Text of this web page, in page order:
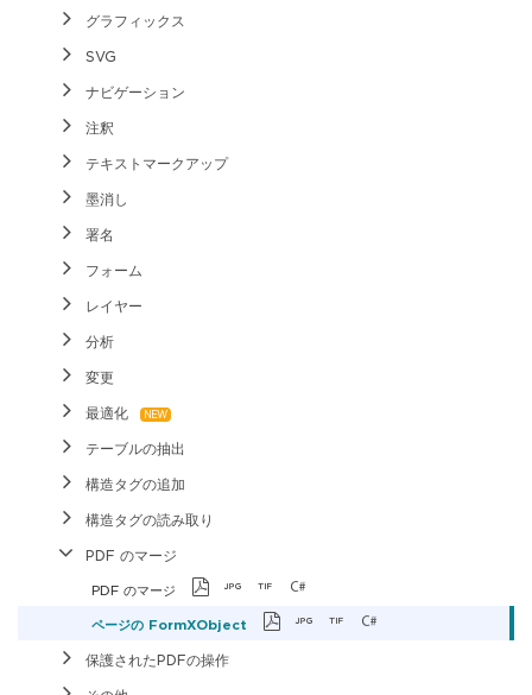
グラフィックス
SVG
ナビゲーション
注釈
テキストマークアップ
墨消し
署名
フォーム
レイヤー
分析
変更
最適化
テーブルの抽出
構造タグの追加
構造タグの読み取り
PDF のマージ
PDF のマージ
ページの FormXObject
保護されたPDFの操作